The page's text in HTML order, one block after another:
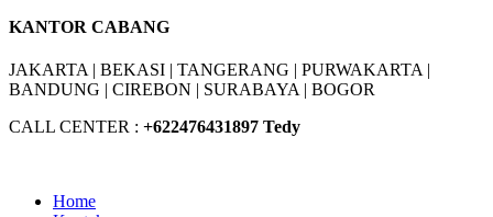
KANTOR CABANG
JAKARTA | BEKASI | TANGERANG | PURWAKARTA |
BANDUNG | CIREBON | SURABAYA | BOGOR
CALL CENTER : +622476431897 Tedy
Home